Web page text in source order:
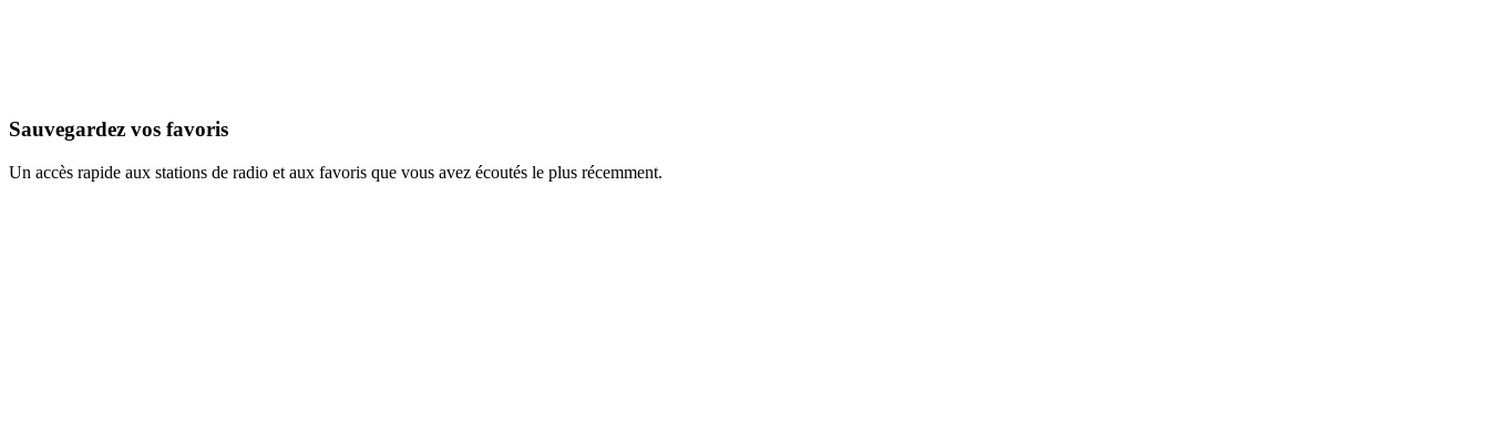
Sauvegardez vos favoris
Un accès rapide aux stations de radio et aux favoris que vous avez écoutés le plus récemment.